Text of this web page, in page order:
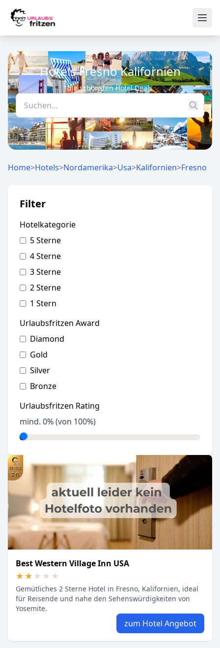
Hotels Fresno Kalifornien
die schönsten Hotel Deals
Home>Hotels>Nordamerika>Usa>Kalifornien>Fresno
Filter
Hotelkategorie
5 Sterne
4 Sterne
3 Sterne
2 Sterne
1 Stern
Urlaubsfritzen Award
Diamond
Gold
Silver
Bronze
Urlaubsfritzen Rating
mind. 0% (von 100%)
Best Western Village Inn USA
★★★★★
★★★★★
Gemütliches 2 Sterne Hotel in Fresno, Kalifornien, ideal
für Reisende und nahe den Sehenswürdigkeiten von
Yosemite.
zum Hotel Angebot